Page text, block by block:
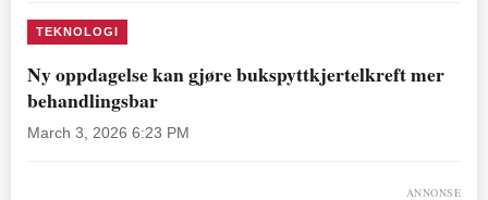
TEKNOLOGI
Ny oppdagelse kan gjøre bukspyttkjertelkreft mer
behandlingsbar
March 3, 2026 6:23 PM
ANNONSE